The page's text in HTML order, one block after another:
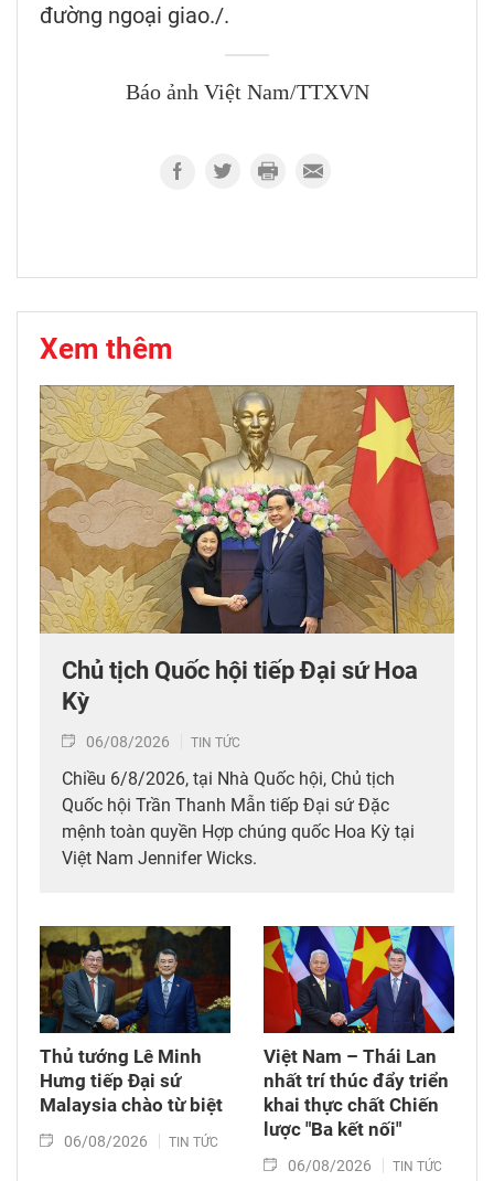
đường ngoại giao./.
Báo ảnh Việt Nam/TTXVN
Xem thêm
Chủ tịch Quốc hội tiếp Đại sứ Hoa
Kỳ
06/08/2026 TIN TỨC
Chiều 6/8/2026, tại Nhà Quốc hội, Chủ tịch
Quốc hội Trần Thanh Mẫn tiếp Đại sứ Đặc
mệnh toàn quyền Hợp chúng quốc Hoa Kỳ tại
Việt Nam Jennifer Wicks.
Thủ tướng Lê Minh
Hưng tiếp Đại sứ
Malaysia chào từ biệt
06/08/2026 TIN TỨC
Việt Nam – Thái Lan
nhất trí thúc đẩy triển
khai thực chất Chiến
lược "Ba kết nối"
06/08/2026 TIN TỨC